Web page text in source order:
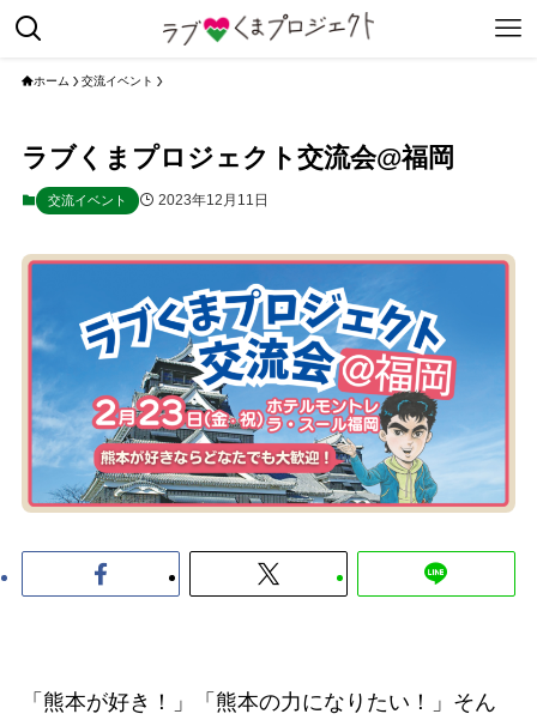
ホーム 交流イベント
ラブくまプロジェクト交流会@福岡
交流イベント 2023年12月11日
「熊本が好き！」「熊本の力になりたい！」そん